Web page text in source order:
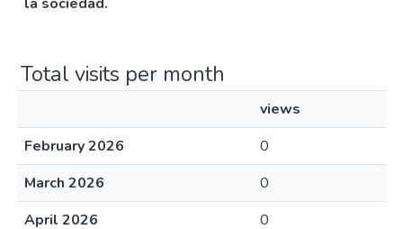
Total visits per month
views
February 2026
0
March 2026
0
April 2026
0